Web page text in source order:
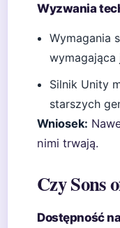
Wyzwania
Wymagania
wymagająca
Silnik Unity
starszych
Wniosek:
nimi trwają.
Czy Sons
Dostępność